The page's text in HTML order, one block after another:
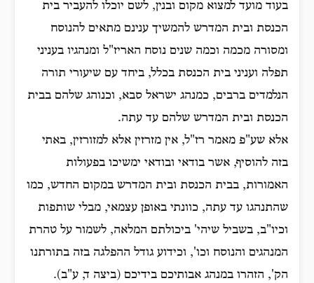
בעוד מועד למצוא מקום ובנין, לשם יוכלו להעביר בית
הכנסת ובית המדרש להמשיך ענינם מתאים להנוסח
ומסורה מכמה וכמה שנים נוסח האריז"ל ומנהגיו בעניני
תפלה ועניני בית הכנסת בכלל, ביחד עם שיעורי תורה
הנלמדים ברבים, כמנהג ישראל סבא, וכנוהג שלהם בבית
הכנסת ובית המדרש שלהם עד עתה.
אלא שע"פ מאמר רז"ל, אין מזרזין אלא למזורזין, באתי
בזה להוסיף, אשר בודאי ובודאי ימשיכו בפעולות
האמורות, בבית הכנסת ובית המדרש במקום החדש, כמו
שהתנהגו עד עתה, כוונתי באופן עצמאי, מבלי שותפות
וכיו"ב, בשביל שיהי' ביכולתם המלאה, לשמור על טהרת
המנהגים והנוסח וכו', וכידוע גודל ההפלגה בזה בתורתנו
הק', הזהרו במנהג אבותיכם בידיכם (ביצה ד, ע"ב).